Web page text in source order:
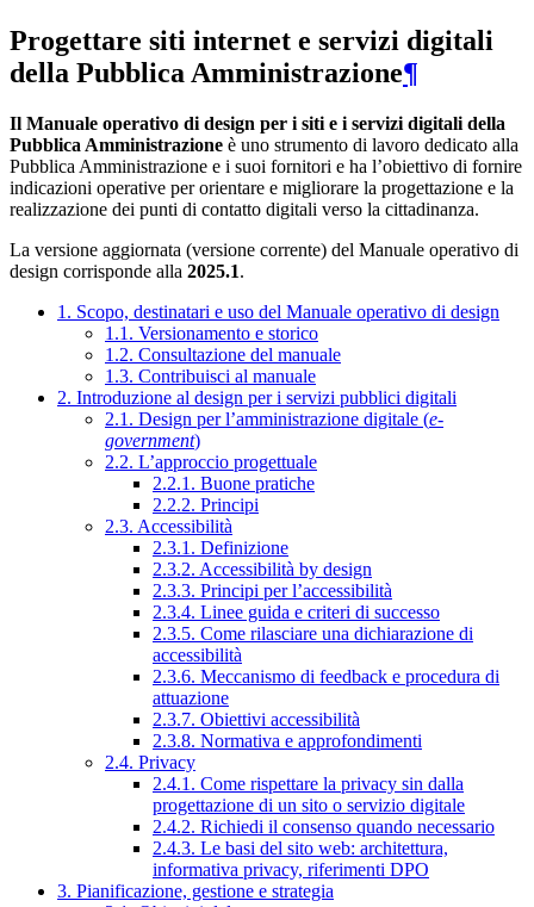
Progettare siti internet e servizi digitali
della Pubblica Amministrazione¶
Il Manuale operativo di design per i siti e i servizi digitali della
Pubblica Amministrazione è uno strumento di lavoro dedicato alla
Pubblica Amministrazione e i suoi fornitori e ha l’obiettivo di fornire
indicazioni operative per orientare e migliorare la progettazione e la
realizzazione dei punti di contatto digitali verso la cittadinanza.
La versione aggiornata (versione corrente) del Manuale operativo di
design corrisponde alla 2025.1.
1. Scopo, destinatari e uso del Manuale operativo di design
1.1. Versionamento e storico
1.2. Consultazione del manuale
1.3. Contribuisci al manuale
2. Introduzione al design per i servizi pubblici digitali
2.1. Design per l’amministrazione digitale (e-
government)
2.2. L’approccio progettuale
2.2.1. Buone pratiche
2.2.2. Principi
2.3. Accessibilità
2.3.1. Definizione
2.3.2. Accessibilità by design
2.3.3. Principi per l’accessibilità
2.3.4. Linee guida e criteri di successo
2.3.5. Come rilasciare una dichiarazione di
accessibilità
2.3.6. Meccanismo di feedback e procedura di
attuazione
2.3.7. Obiettivi accessibilità
2.3.8. Normativa e approfondimenti
2.4. Privacy
2.4.1. Come rispettare la privacy sin dalla
progettazione di un sito o servizio digitale
2.4.2. Richiedi il consenso quando necessario
2.4.3. Le basi del sito web: architettura,
informativa privacy, riferimenti DPO
3. Pianificazione, gestione e strategia